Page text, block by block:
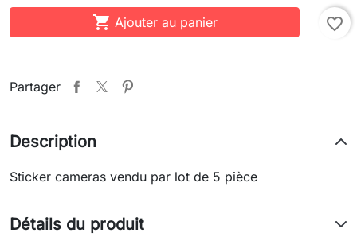
 Ajouter au panier favorite_border
Partager
Description
Sticker cameras vendu par lot de 5 pièce
Détails du produit